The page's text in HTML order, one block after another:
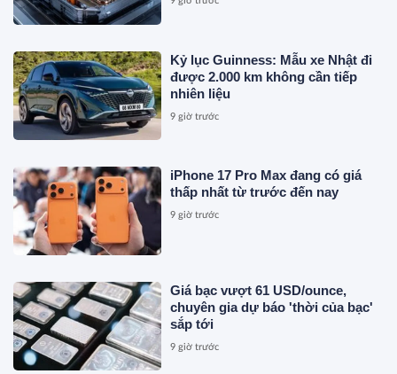
Kỷ lục Guinness: Mẫu xe Nhật đi
được 2.000 km không cần tiếp
nhiên liệu
9 giờ trước
iPhone 17 Pro Max đang có giá
thấp nhất từ trước đến nay
9 giờ trước
Giá bạc vượt 61 USD/ounce,
chuyên gia dự báo 'thời của bạc'
sắp tới
9 giờ trước